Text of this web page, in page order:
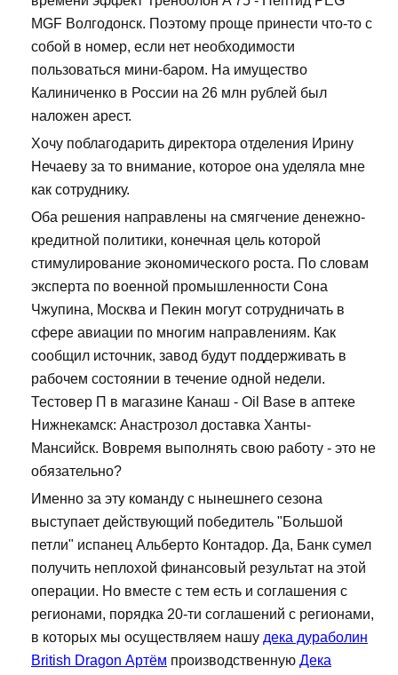
MGF Волгодонск. Поэтому проще принести что-то с
собой в номер, если нет необходимости
пользоваться мини-баром. На имущество
Калиниченко в России на 26 млн рублей был
наложен арест.
Хочу поблагодарить директора отделения Ирину
Нечаеву за то внимание, которое она уделяла мне
как сотруднику.
Оба решения направлены на смягчение денежно-
кредитной политики, конечная цель которой
стимулирование экономического роста. По словам
эксперта по военной промышленности Сона
Чжупина, Москва и Пекин могут сотрудничать в
сфере авиации по многим направлениям. Как
сообщил источник, завод будут поддерживать в
рабочем состоянии в течение одной недели.
Тестовер П в магазине Канаш - Oil Base в аптеке
Нижнекамск: Анастрозол доставка Ханты-
Мансийск. Вовремя выполнять свою работу - это не
обязательно?
Именно за эту команду с нынешнего сезона
выступает действующий победитель "Большой
петли" испанец Альберто Контадор. Да, Банк сумел
получить неплохой финансовый результат на этой
операции. Но вместе с тем есть и соглашения с
регионами, порядка 20-ти соглашений с регионами,
в которых мы осуществляем нашу дека дураболин
British Dragon Артём производственную Дека